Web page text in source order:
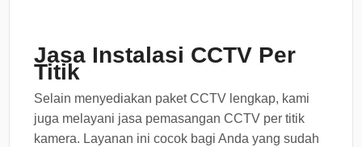
Jasa Instalasi CCTV Per
Titik
Selain menyediakan paket CCTV lengkap, kami
juga melayani jasa pemasangan CCTV per titik
kamera. Layanan ini cocok bagi Anda yang sudah